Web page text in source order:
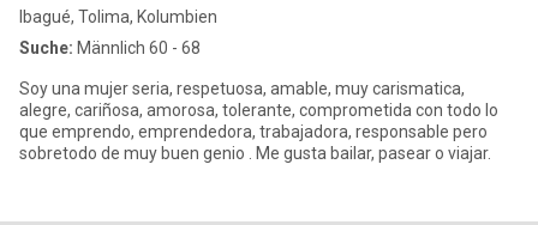
Ibagué, Tolima, Kolumbien
Suche: Männlich 60 - 68
Soy una mujer seria, respetuosa, amable, muy carismatica,
alegre, cariñosa, amorosa, tolerante, comprometida con todo lo
que emprendo, emprendedora, trabajadora, responsable pero
sobretodo de muy buen genio . Me gusta bailar, pasear o viajar.